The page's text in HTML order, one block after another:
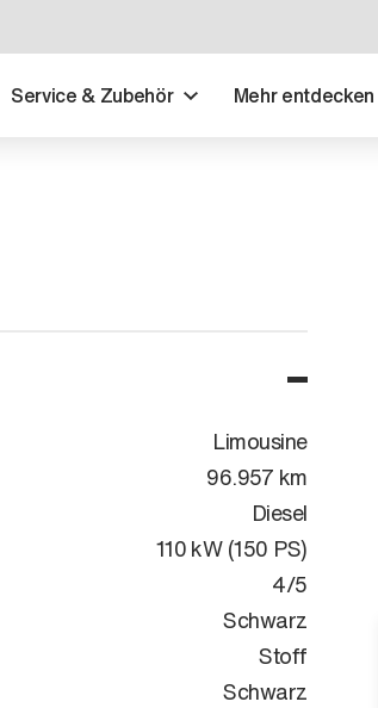
Service & Zubehör Mehr entdecken
Limousine
96.957 km
Diesel
110 kW (150 PS)
4/5
Schwarz
Stoff
Schwarz